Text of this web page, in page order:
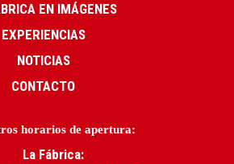
EN IMÁGENES
EXPERIENCIAS
NOTICIAS
CONTACTO
horarios de apertura:
La Fábrica: